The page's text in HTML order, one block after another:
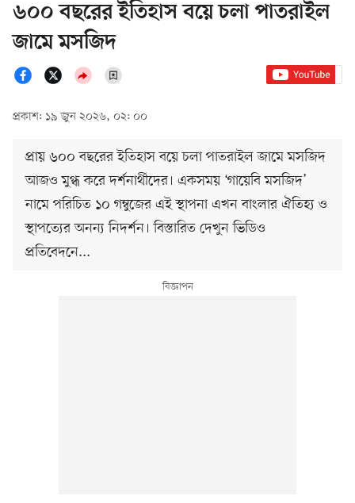
৬০০ বছরের ইতিহাস বয়ে চলা পাতরাইল
জামে মসজিদ
প্রকাশ: ১৯ জুন ২০২৬, ০২: ০০
প্রায় ৬০০ বছরের ইতিহাস বয়ে চলা পাতরাইল জামে মসজিদ
আজও মুগ্ধ করে দর্শনার্থীদের। একসময় ‘গায়েবি মসজিদ’
নামে পরিচিত ১০ গম্বুজের এই স্থাপনা এখন বাংলার ঐতিহ্য ও
স্থাপত্যের অনন্য নিদর্শন। বিস্তারিত দেখুন ভিডিও
প্রতিবেদনে...